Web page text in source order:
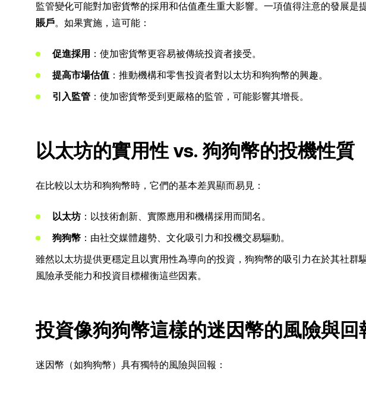
監管變化可能對加密貨幣的採用和估值產生重大影響。一項值得注意的發展是
賬戶。如果實施，這可能：
促進採用 ：使加密貨幣更容易被傳統投資者接受。
提高市場估值 ：推動機構和零售投資者對以太坊和狗狗幣的興趣。
引入監管 ：使加密貨幣受到更嚴格的監管，可能影響其增長。
以太坊的實用性 vs. 狗狗幣的投機性質
在比較以太坊和狗狗幣時，它們的基本差異顯而易見：
以太坊 ：以技術創新、實際應用和機構採用而聞名。
狗狗幣 ：由社交媒體趨勢、文化吸引力和投機交易驅動。
雖然以太坊提供更穩定且以實用性為導向的投資，狗狗幣的吸引力在於其社群
風險承受能力和投資目標權衡這些因素。
投資像狗狗幣這樣的迷因幣的風險與回
迷因幣（如狗狗幣）具有獨特的風險與回報：